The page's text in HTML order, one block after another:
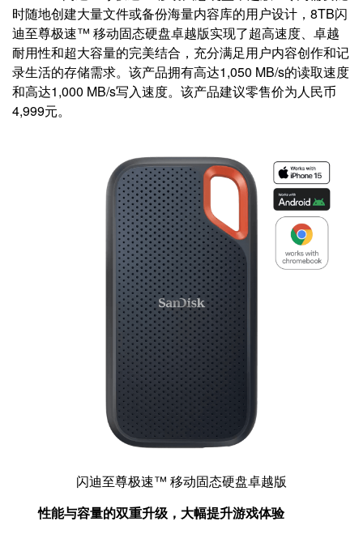
时随地创建大量文件或备份海量内容库的用户设计，8TB闪
迪至尊极速™ 移动固态硬盘卓越版实现了超高速度、卓越
耐用性和超大容量的完美结合，充分满足用户内容创作和记
录生活的存储需求。该产品拥有高达1,050 MB/s的读取速度
和高达1,000 MB/s写入速度。该产品建议零售价为人民币
4,999元。
闪迪至尊极速™ 移动固态硬盘卓越版
性能与容量的双重升级，大幅提升游戏体验